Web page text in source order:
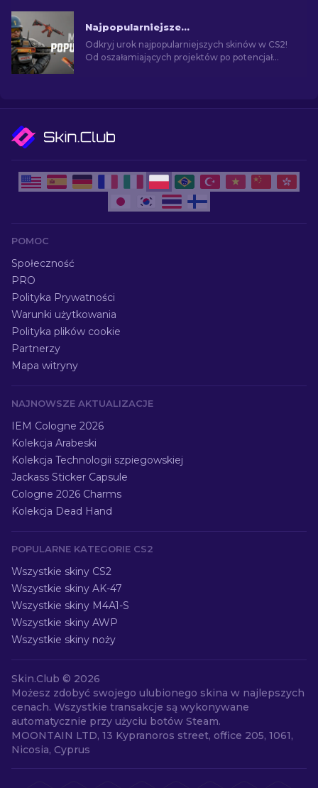
Najpopularniejsze skiny w CS2 [2026]
Odkryj urok najpopularniejszych skinów w CS2!
Od oszałamiających projektów po potencjał
POMOC
Społeczność
PRO
Polityka Prywatności
Warunki użytkowania
Polityka plików cookie
Partnerzy
Mapa witryny
NAJNOWSZE AKTUALIZACJE
IEM Cologne 2026
Kolekcja Arabeski
Kolekcja Technologii szpiegowskiej
Jackass Sticker Capsule
Cologne 2026 Charms
Kolekcja Dead Hand
POPULARNE KATEGORIE CS2
Wszystkie skiny CS2
Wszystkie skiny AK-47
Wszystkie skiny M4A1-S
Wszystkie skiny AWP
Wszystkie skiny noży
Skin.Club © 2026
Możesz zdobyć swojego ulubionego skina w najlepszych
cenach. Wszystkie transakcje są wykonywane
automatycznie przy użyciu botów Steam.
MOONTAIN LTD, 13 Kypranoros street, office 205, 1061,
Nicosia, Cyprus